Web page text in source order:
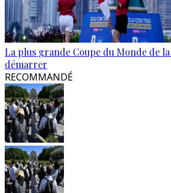
La plus grande Coupe du Monde de
démarrer
RECOMMANDÉ